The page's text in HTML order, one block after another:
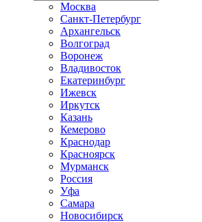
Москва
Санкт-Петербург
Архангельск
Волгоград
Воронеж
Владивосток
Екатеринбург
Ижевск
Иркутск
Казань
Кемерово
Краснодар
Красноярск
Мурманск
Россия
Уфа
Самара
Новосибирск